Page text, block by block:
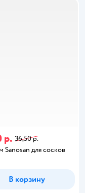
р. 36,50 р.
Sanosan для сосков
В корзину